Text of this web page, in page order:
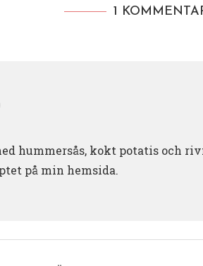
1
hummersås, kokt potatis och
på min hemsida.